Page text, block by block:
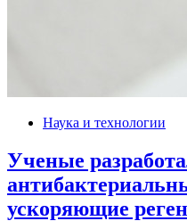
Наука и технологии
Ученые
ускоряющие